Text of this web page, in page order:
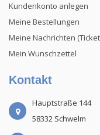
Kundenkonto anlegen
Meine Bestellungen
Meine Nachrichten
Mein Wunschzettel
Kontakt
Hauptstraße 144
58332 Schwelm